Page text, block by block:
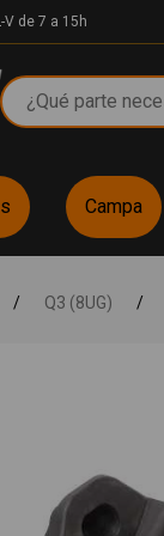
V de 7 a 15h
Campa
/ Q3 (8UG) /